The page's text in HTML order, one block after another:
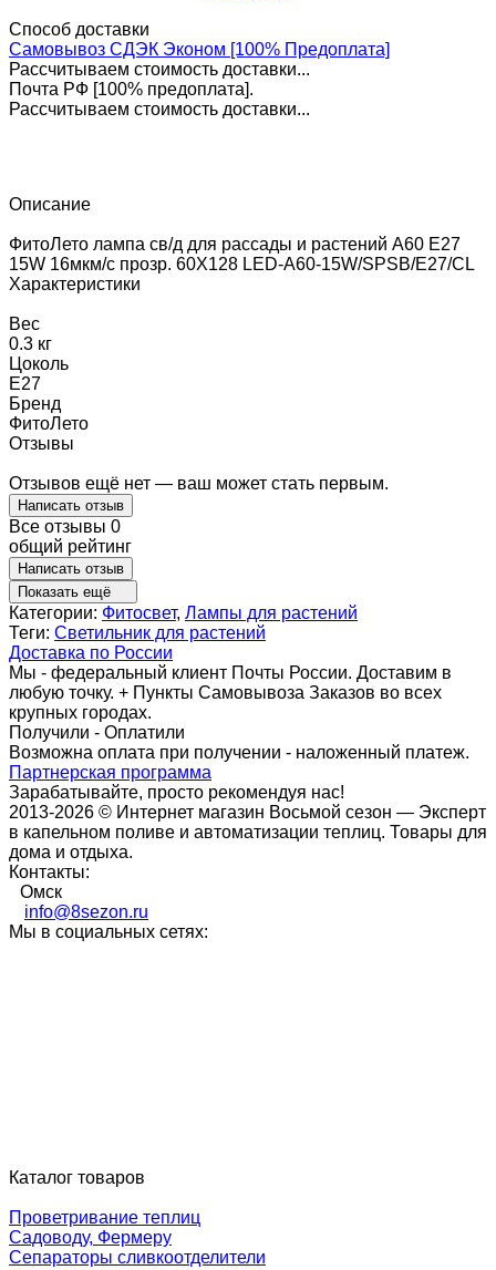
Способ доставки
Самовывоз СДЭК Эконом [100% Предоплата]
Рассчитываем стоимость доставки...
Почта РФ [100% предоплата].
Рассчитываем стоимость доставки...
Описание
ФитоЛето лампа св/д для рассады и растений A60 E27
15W 16мкм/с прозр. 60X128 LED-A60-15W/SPSB/E27/CL
Характеристики
Вес
0.3 кг
Цоколь
Е27
Бренд
ФитоЛето
Отзывы
Отзывов ещё нет — ваш может стать первым.
Написать отзыв
Все отзывы 0
общий рейтинг
Написать отзыв
Показать ещё
Категории: Фитосвет, Лампы для растений
Теги: Светильник для растений
Доставка по России
Мы - федеральный клиент Почты России. Доставим в
любую точку. + Пункты Самовывоза Заказов во всех
крупных городах.
Получили - Оплатили
Возможна оплата при получении - наложенный платеж.
Партнерская программа
Зарабатывайте, просто рекомендуя нас!
2013-2026 © Интернет магазин Восьмой сезон — Эксперт
в капельном поливе и автоматизации теплиц. Товары для
дома и отдыха.
Контакты:
Омск
info@8sezon.ru
Мы в социальных сетях:
Каталог товаров
Проветривание теплиц
Садоводу, Фермеру
Сепараторы сливкоотделители